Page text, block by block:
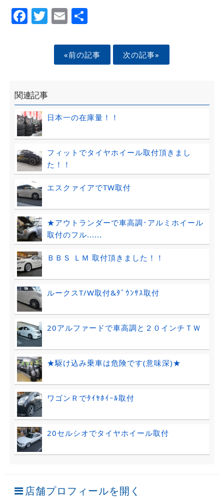
Facebook
Twitter
EmailShare
«前の記事 次の記事»
関連記事
日本一の在庫量！！
フィットでタイヤホイール取付頂きまし
た！！
エスクァイアでTW取付
★アウトランダーで車高調･アルミホイール
取付のフル......
ＢＢＳ ＬＭ 取付頂きました！！
ルークスT/W取付&ﾀﾞｳﾝｻｽ取付
20アルファードで車高調と２０インチＴＷ
★駆け込み乗車は危険です(意味深)★
ワゴンＲでﾀｲﾔﾎｲｰﾙ取付
20セルシオでタイヤホイール取付
店舗プロフィールを開く